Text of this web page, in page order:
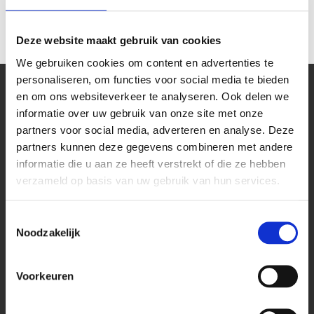
Deze website maakt gebruik van cookies
We gebruiken cookies om content en advertenties te
personaliseren, om functies voor social media te bieden
en om ons websiteverkeer te analyseren. Ook delen we
informatie over uw gebruik van onze site met onze
partners voor social media, adverteren en analyse. Deze
partners kunnen deze gegevens combineren met andere
informatie die u aan ze heeft verstrekt of die ze hebben
verzameld op basis van uw gebruik van hun services.
Noodzakelijk
Voorkeuren
Meer informatie
Downloads
Stekkerdoos bureaublad
Stekkerdoos keukenblad
Stekkerdoos voor op bureau
Stekkerdoos met bureau klem